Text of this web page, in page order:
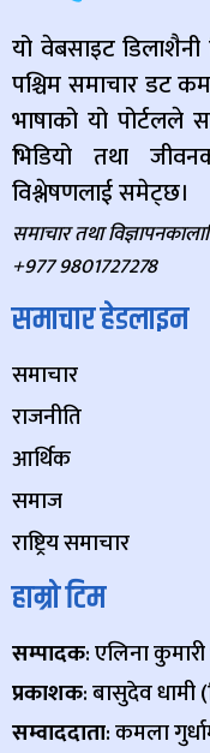
यो वेबसाइट डिलाशैनी
पश्चिम समाचार डट
भाषाको यो पोर्टलले
भिडियो तथा
विश्लेषणलाई समेट्छ।
समाचार तथा
+977 9801727278
समाचार हेडलाइन
समाचार
राजनीति
आर्थिक
समाज
राष्ट्रिय समाचार
हाम्रो टिम
सम्पादक: एलिना
प्रकाशक: बासुदेव धामी
सम्वाददाता: कमला